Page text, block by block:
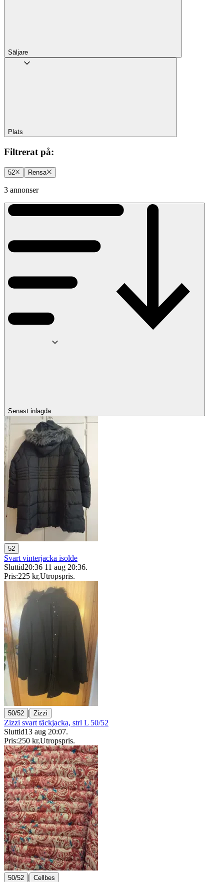
Säljare
Plats
Filtrerat på:
52 Rensa
3 annonser
Senast inlagda
52
Svart vinterjacka isolde
Sluttid20:36 11 aug 20:36.
Pris:225 kr,Utropspris.
50/52 | Zizzi
Zizzi svart täckjacka, strl L 50/52
Sluttid13 aug 20:07.
Pris:250 kr,Utropspris.
50/52 | Cellbes